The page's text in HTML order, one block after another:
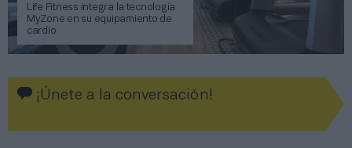
Life Fitness integra la tecnología
MyZone en su equipamiento de
cardio
¡Únete a la conversación!